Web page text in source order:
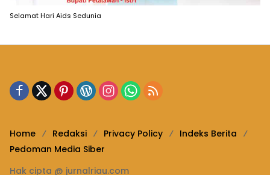
Selamat Hari Aids Sedunia
Home Redaksi Privacy Policy
Indeks Berita
Pedoman Media Siber
Hak cipta @ jurnalriau.com